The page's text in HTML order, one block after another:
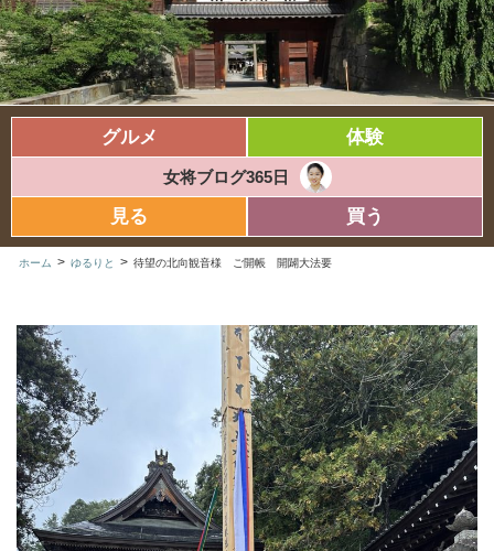
グルメ 体験
女将ブログ365日
見る 買う
ホーム > ゆるりと > 待望の北向観音様 ご開帳 開闢大法要